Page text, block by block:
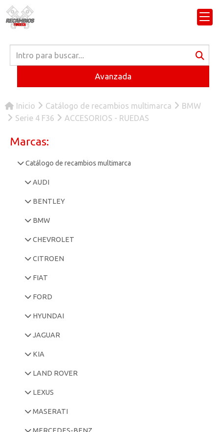
Avanzada
Inicio Catálogo de recambios multimarca
BMW
Serie 4 F36
ACCESORIOS - RUEDAS
Marcas:
Catálogo de recambios multimarca
AUDI
BENTLEY
BMW
CHEVROLET
CITROEN
FIAT
FORD
HYUNDAI
JAGUAR
KIA
LAND ROVER
LEXUS
MASERATI